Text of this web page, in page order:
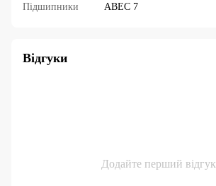
Підшипники
ABEC 7
Відгуки
Додайте перший відгук